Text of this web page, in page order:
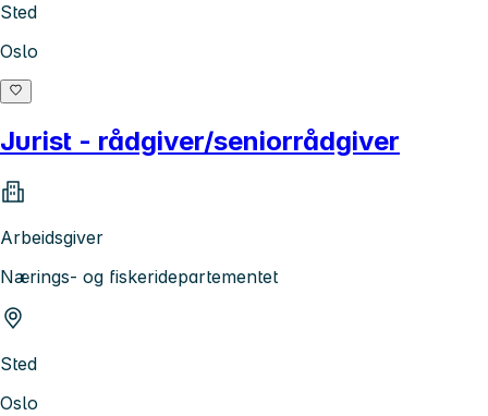
Sted
Oslo
Jurist - rådgiver/seniorrådgiver
Arbeidsgiver
Nærings- og fiskeridepartementet
Sted
Oslo